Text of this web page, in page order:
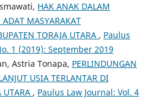
HAK ANAK DALAM
MASYARAKAT
TORAJA UTARA , Paulus
1 (2019): September 2019
Astria Tonapa, PERLINDUNGAN
USIA TERLANTAR DI
UTARA , Paulus Law Journal: Vol. 4